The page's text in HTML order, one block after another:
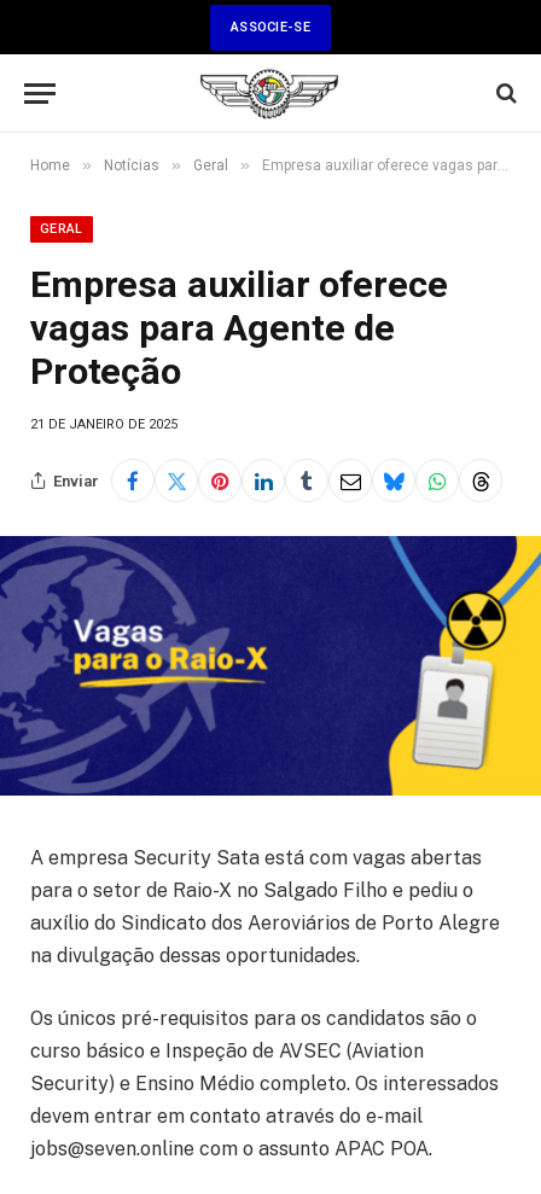
ASSOCIE-SE
Home » Notícias » Geral » Empresa auxiliar oferece vagas para Agente de Proteção
GERAL
Empresa auxiliar oferece
vagas para Agente de
Proteção
21 DE JANEIRO DE 2025
Enviar
A empresa Security Sata está com vagas abertas
para o setor de Raio-X no Salgado Filho e pediu o
auxílio do Sindicato dos Aeroviários de Porto Alegre
na divulgação dessas oportunidades.
Os únicos pré-requisitos para os candidatos são o
curso básico e Inspeção de AVSEC (Aviation
Security) e Ensino Médio completo. Os interessados
devem entrar em contato através do e-mail
jobs@seven.online com o assunto APAC POA.